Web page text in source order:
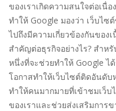
ของเราเกิดความสนใจต่อเนื่
ทำให้ Google มองว่า เว็บไ
ไปถึงมีความเกี่ยวข้องกันของ
สำคัญต่อธุรกิจอย่างไร? สำห
หนึ่งที่จะช่วยทำให้ Google ไ
โอกาสทำให้เว็บไซต์ติดอันดับ
ทำให้คนมากมายที่เข้าชมเว็
ของเราและช่วยส่งเสริมการ